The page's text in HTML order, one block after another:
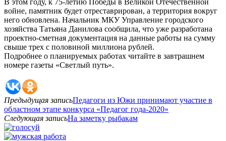
войне, памятник будет отреставрирован, а территория вокруг
него обновлена. Начальник МКУ Управление городского
хозяйства Татьяна Данилова сообщила, что уже разработана
проектно-сметная документация на данные работы на сумму
свыше трех с половиной миллиона рублей.
Подробнее о планируемых работах читайте в завтрашнем
номере газеты «Светлый путь».
Предыдущая записьПедагоги из Южи принимают участие в
областном этапе конкурса «Педагог года-2020»
Следующая записьНа заметку рыбакам